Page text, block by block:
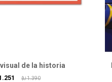
de la historia
$U 1.390